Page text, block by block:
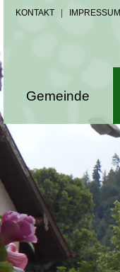
KONTAKT IMPRESSUM
Gemeinde